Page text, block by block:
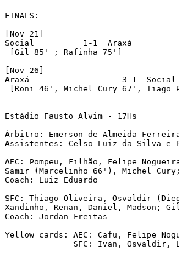
FINALS:
[Nov 21]
Social		1-1  Araxá		[Att.: 1,430]
[Gil 85' ; Rafinha 75']
[Nov 26]
Araxá			3-1  Social
[Roni 46', Michel Cury 67', Tiago
Estádio Fausto Alvim - 17Hs
Árbitro: Emerson de Almeida
Assistentes: Celso Luiz da Silva e
AEC: Pompeu, Filhão, Felipe
Samir (Marcelinho 66'), Michel
Coach: Luiz Eduardo
SFC: Thiago Oliveira, Osvaldir
Xandinho, Renan, Daniel, Madson;
Coach: Jordan Freitas
Yellow cards: AEC: Cafu, Felipe
SFC: Ivan, Osvaldir,